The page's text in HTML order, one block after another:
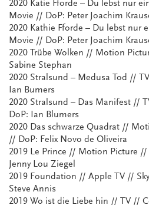
2020 Katie Fforde – Du lebst nur
Movie // DoP: Peter Joachim
2020 Kathie Fforde – Du lebst nur
Movie // DoP: Peter Joachim
2020 Trübe Wolken // Motion
Sabine Stephan
2020 Stralsund – Medusa Tod //
Ian Bumers
2020 Stralsund – Das Manifest //
DoP: Ian Blumers
2020 Das schwarze Quadrat //
// DoP: Felix Novo de Oliveira
2019 Le Prince // Motion Picture
Jenny Lou Ziegel
2019 Foundation // Apple TV //
Steve Annis
2019 Wo ist die Liebe hin // TV //